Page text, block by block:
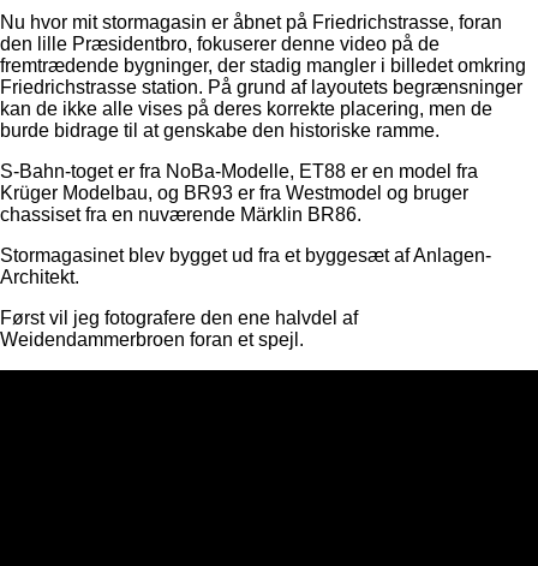
Nu hvor mit stormagasin er åbnet på Friedrichstrasse, foran
den lille Præsidentbro, fokuserer denne video på de
fremtrædende bygninger, der stadig mangler i billedet omkring
Friedrichstrasse station. På grund af layoutets begrænsninger
kan de ikke alle vises på deres korrekte placering, men de
burde bidrage til at genskabe den historiske ramme.
S-Bahn-toget er fra NoBa-Modelle, ET88 er en model fra
Krüger Modelbau, og BR93 er fra Westmodel og bruger
chassiset fra en nuværende Märklin BR86.
Stormagasinet blev bygget ud fra et byggesæt af Anlagen-
Architekt.
Først vil jeg fotografere den ene halvdel af
Weidendammerbroen foran et spejl.